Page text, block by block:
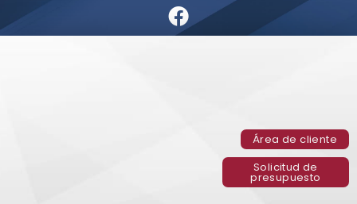
Área de cliente
Solicitud de
presupuesto